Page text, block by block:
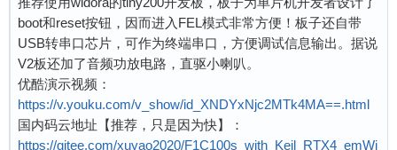
boot和reset按钮，因而进入FEL模式非常方便！板子还自带
USB转串口芯片，可作为终端串口，方便调试信息输出。据说
V2板还加了音频功放电路，直驱小喇叭。
优酷演示视频：
https://v.youku.com/v_show/id_XNDYxNjc2MTk4MA==.html
国内码云地址【推荐，只是因为快】：
https://gitee.com/xuyao2020/F1C100s_with_Keil_RTX4_emWi